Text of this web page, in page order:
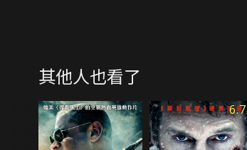
其他人也看了
6.7